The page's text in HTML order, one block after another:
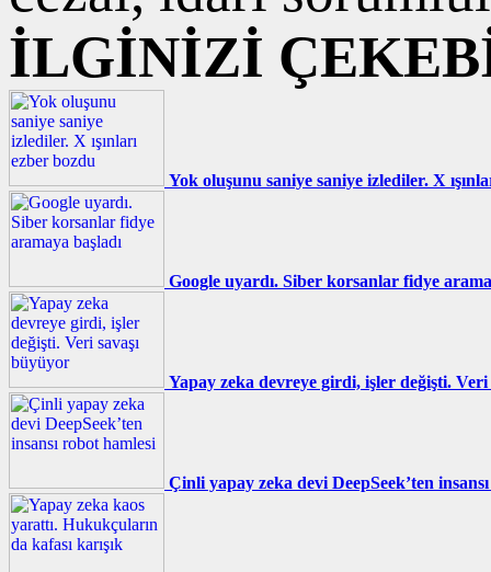
İLGİNİZİ
Yok oluşunu saniye saniye izlediler. X
Google uyardı. Siber korsanlar fidye
Yapay zeka devreye girdi, işler değişti. Veri
Çinli yapay zeka devi DeepSeek’ten